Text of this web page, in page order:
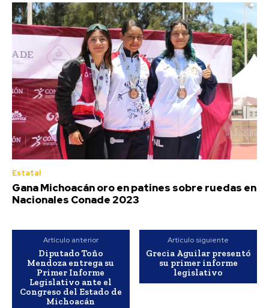
Estatal
Gana Michoacán oro en patines sobre ruedas en
Nacionales Conade 2023
Artículo anterior
Diputado Toño
Mendoza entrega su
Primer Informe
Legislativo ante el
Congreso del Estado de
Michoacán
Artículo siguiente
Grecia Aguilar presentó
su primer informe
legislativo